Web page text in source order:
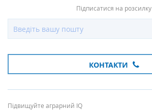
Підписатися на розсилку
КОНТАКТИ
Підвищуйте аграрний IQ